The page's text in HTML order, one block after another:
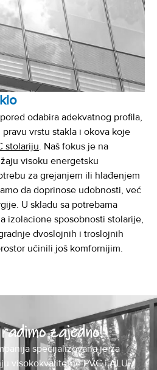
odabira adekvatnog profila,
vrstu stakla i okova koje
stolariju. Naš fokus je na
visoku energetsku
za grejanjem ili hlađenjem
da doprinose udobnosti, već
U skladu sa potrebama
izolacione sposobnosti stolarije,
dvoslojnih i troslojnih
učinili još komfornijim.
zajedno!
specijalizovana je za
visokokvalitetne PVC i ALU